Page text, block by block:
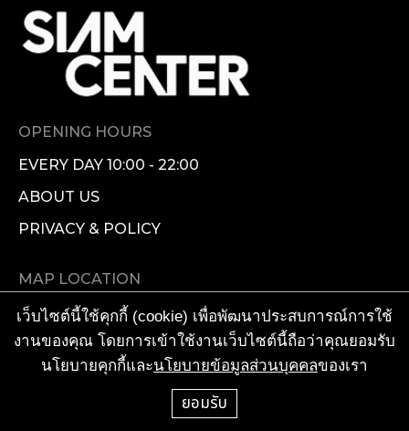
เว็บไซต์นี้ใช้คุกกี้ (cookie) เพื่อพัฒนาประสบการณ์การใช้
งานของคุณ โดยการเข้าใช้งานเว็บไซต์นี้ถือว่าคุณยอมรับ
นโยบายคุกกี้และนโยบายข้อมูลส่วนบุคคลของเรา
ยอมรับ
OPENING HOURS
EVERY DAY 10:00 - 22:00
ABOUT US
PRIVACY & POLICY
MAP LOCATION
FL G : FASHION
FL M : FASHION